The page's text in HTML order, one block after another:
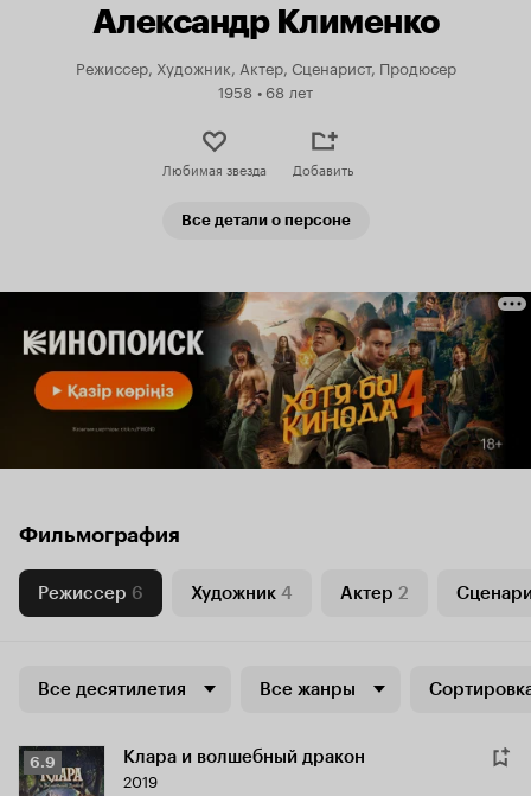
Александр Клименко
Режиссер, Художник, Актер, Сценарист, Продюсер
1958 • 68 лет
Любимая звезда Добавить
Все детали о персоне
Фильмография
Режиссер 6 Художник 4 Актер 2
Все десятилетия Все жанры
Рейтинг
Кинопоиска
6.9 Клара и волшебный дракон
2019